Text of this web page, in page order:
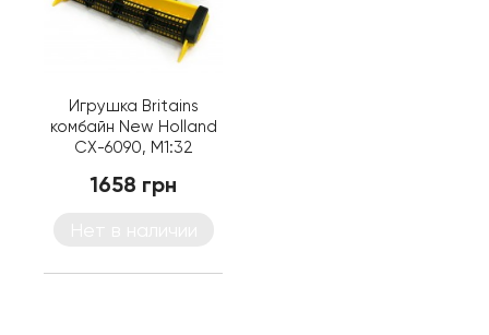
Игрушка Britains
комбайн New Holland
CX-6090, M1:32
1658 грн